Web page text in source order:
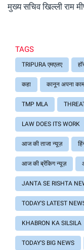
मुख्य सचिव खिल्ली राम
TAGS
TRIPURA एमएलए
कहा कानून अपना काम
TMP MLA
LAW DOES ITS WORK
आज की ताजा न्यूज़
आज की ब्रेंकिग न्यूज़
JANTA SE RISHTA
TODAY'S LATEST
KHABRON KA SILSILA
TODAY'S BIG NEWS